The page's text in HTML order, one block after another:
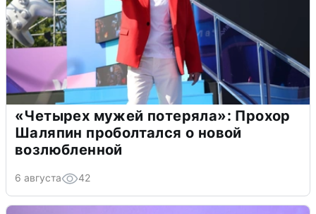
«Четырех мужей потеряла»: Прохор
Шаляпин проболтался о новой
возлюбленной
6 августа 42